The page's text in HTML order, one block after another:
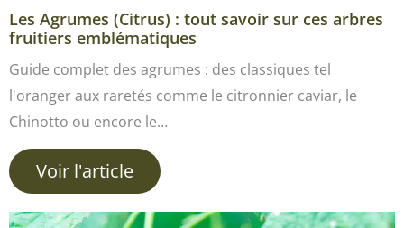
Les Agrumes (Citrus) : tout savoir sur ces arbres
fruitiers emblématiques
Guide complet des agrumes : des classiques tel
l'oranger aux raretés comme le citronnier caviar, le
Chinotto ou encore le…
Voir l'article